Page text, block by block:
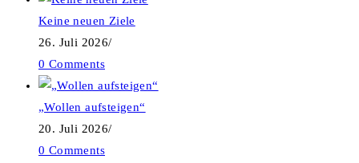
Keine neuen Ziele
26. Juli 2026/
0 Comments
„Wollen aufsteigen“
20. Juli 2026/
0 Comments